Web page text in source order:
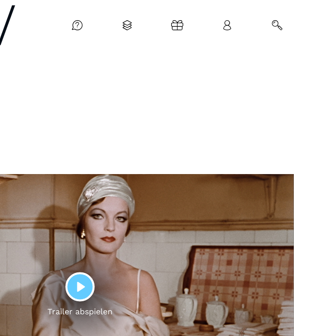
PLAY
Trailer abspielen